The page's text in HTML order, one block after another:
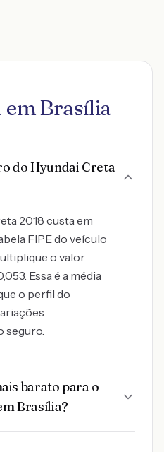
em Brasília
do Hyundai Creta
2018 custa em
FIPE do veículo
o valor
Essa é a média
o perfil do
seguro.
barato para o
Brasília?